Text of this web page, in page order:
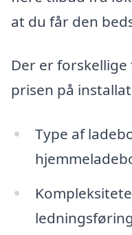
at du får den
Der er
prisen på
Type af